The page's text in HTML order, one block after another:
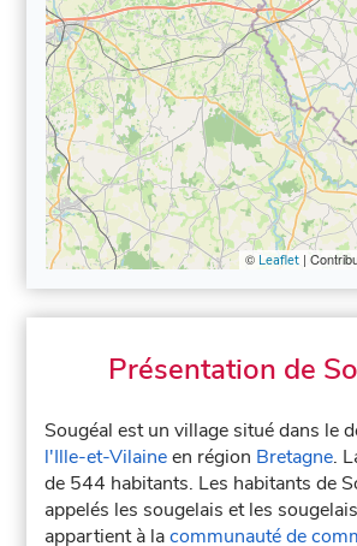
© Leaflet|
Présentation de
Sougéal est un village situé dans le
l'Ille-et-Vilaineen région Bretagne.
de 544 habitants. Les habitants de
appelés les sougelais et les
appartient à lacommunauté de